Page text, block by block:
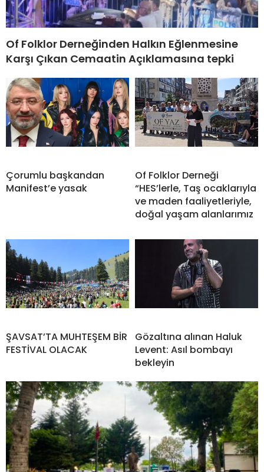
Of Folklor Derneğinden Halkın Eğlenmesine
Karşı Çıkan Cemaatin Açıklamasına tepki
Çorumlu başkandan
Manifest’e yasak
Of Folklor Derneği
“HES’lerle, Taş ocaklarıyla
ve maden faaliyetleriyle,
doğal yaşam alanlarımız
ŞAVSAT’TA MUHTEŞEM BİR
FESTİVAL OLACAK
Gözaltına alınan Haluk
Levent: Asıl bombayı
bekleyin